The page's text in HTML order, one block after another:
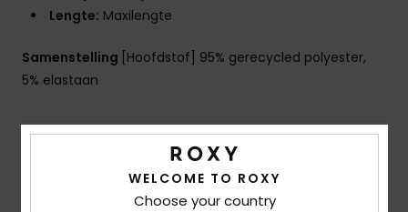
Lengte: Maxilengte
Samenstelling [Hoofdstof] 95% gerecycled polyester,
5% elastaan
Bezorging en Retour
WELCOME TO ROXY
Choose your country